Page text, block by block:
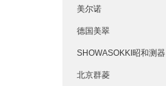
美尔诺
德国美翠
SHOWASOKKI昭和测器
北京群菱